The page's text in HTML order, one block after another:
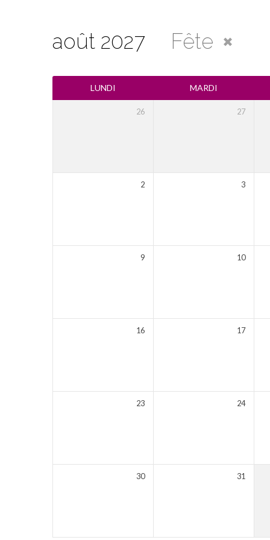
Calendrier
août 2027 Fête
LUNDI MARDI
26 27
2 3
9 10
16 17
23 24
30 31